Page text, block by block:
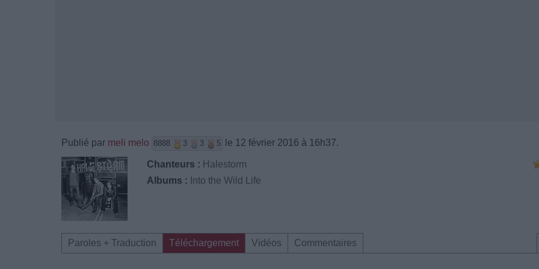
Publié par meli melo 8888 3 3 5 le 12 février 2016 à 16h37.
Chanteurs : Halestorm
Albums : Into the Wild Life
Paroles + Traduction Téléchargement Vidéos Commentaires